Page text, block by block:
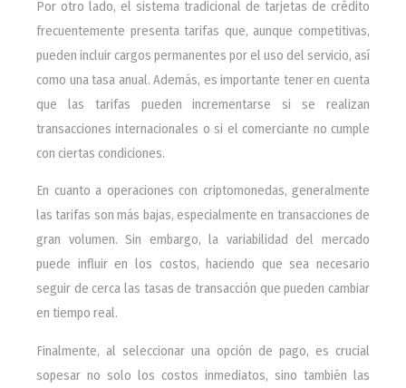
Por otro lado, el sistema tradicional de tarjetas de crédito
frecuentemente presenta tarifas que, aunque competitivas,
pueden incluir cargos permanentes por el uso del servicio, así
como una tasa anual. Además, es importante tener en cuenta
que las tarifas pueden incrementarse si se realizan
transacciones internacionales o si el comerciante no cumple
con ciertas condiciones.
En cuanto a operaciones con criptomonedas, generalmente
las tarifas son más bajas, especialmente en transacciones de
gran volumen. Sin embargo, la variabilidad del mercado
puede influir en los costos, haciendo que sea necesario
seguir de cerca las tasas de transacción que pueden cambiar
en tiempo real.
Finalmente, al seleccionar una opción de pago, es crucial
sopesar no solo los costos inmediatos, sino también las